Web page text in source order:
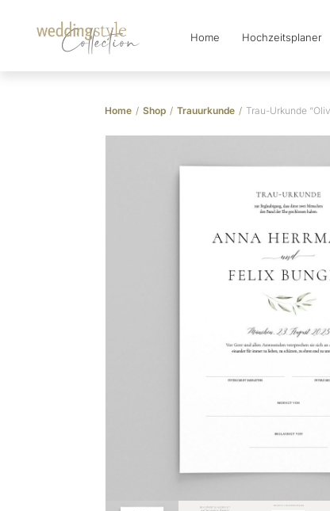
Collection Home Hochzeitsplaner
Home / Shop / Trauurkunde / Trau-Urkunde